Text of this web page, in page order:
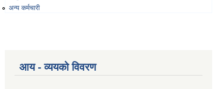
अन्य कर्मचारी
आय - व्ययको विवरण